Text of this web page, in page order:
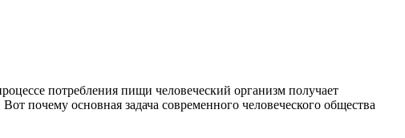
потребления пищи человеческий организм получает
почему основная задача современного человеческого общества